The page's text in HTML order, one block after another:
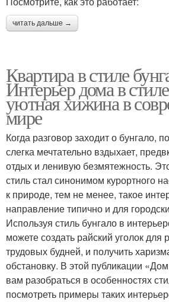
читать дальше →
Квартира в стиле
Интерьер дома в
уютная хижина в
мире
Когда разговор заходит о бунгало,
слегка мечтательно вздыхает,
отдых и ленивую безмятежность.
стиль стал синонимом курортного
к природе, тем не менее, такое
направление типично и для
Используя стиль бунгало в
можете создать райский уголок для
трудовых будней, и получить
обстановку. В этой публикации
вам разобраться в особенностях
посмотреть примеры таких